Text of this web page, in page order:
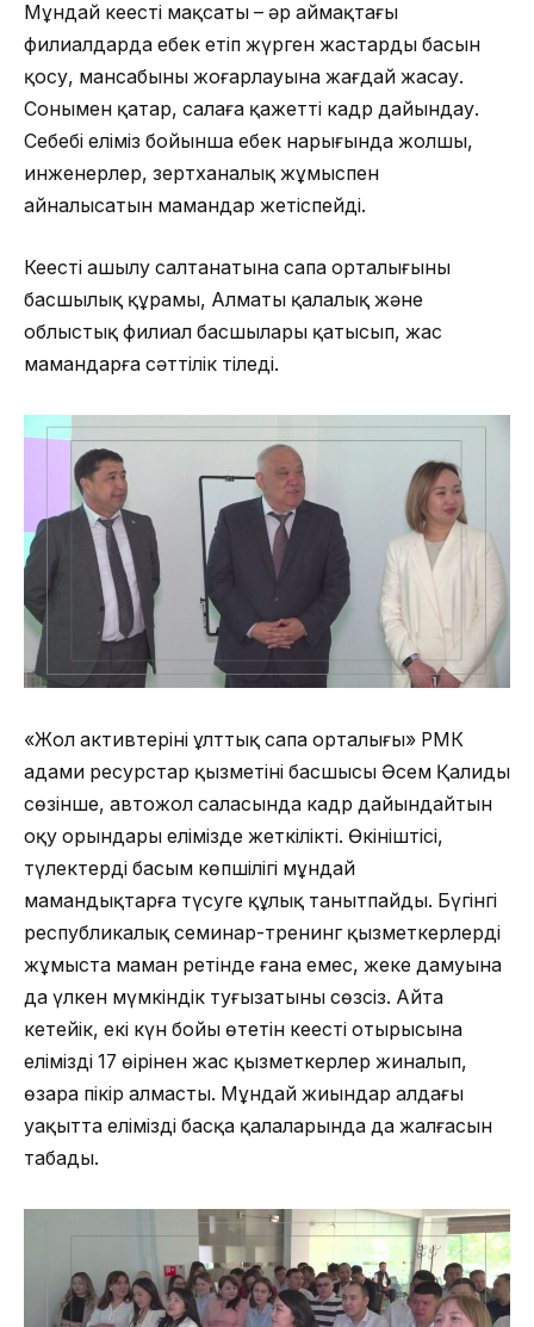
Мұндай кеңестің мақсаты – әр аймақтағы
филиалдарда еңбек етіп жүрген жастардың басын
қосу, мансабының жоғарлауына жағдай жасау.
Сонымен қатар, салаға қажетті кадр дайындау.
Себебі еліміз бойынша еңбек нарығында жолшы,
инженерлер, зертханалық жұмыспен
айналысатын мамандар жетіспейді.
Кеңестің ашылу салтанатына сапа орталығының
басшылық құрамы, Алматы қалалық және
облыстық филиал басшылары қатысып, жас
мамандарға сәттілік тіледі.
«Жол активтерінің ұлттық сапа орталығы» РМК
адами ресурстар қызметінің басшысы Әсем Қалидың
сөзінше, автожол саласында кадр дайындайтын
оқу орындары елімізде жеткілікті. Өкініштісі,
түлектердің басым көпшілігі мұндай
мамандықтарға түсуге құлық танытпайды. Бүгінгі
республикалық семинар-тренинг қызметкерлердің
жұмыста маман ретінде ғана емес, жеке дамуына
да үлкен мүмкіндік туғызатыны сөзсіз. Айта
кетейік, екі күн бойы өтетін кеңестің отырысына
еліміздің 17 өңірінен жас қызметкерлер жиналып,
өзара пікір алмасты. Мұндай жиындар алдағы
уақытта еліміздің басқа қалаларында да жалғасын
табады.